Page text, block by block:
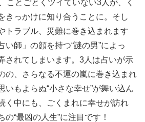
ことごとくツイていない3人が、く
きっかけに知り合うことに。そし
トラブル、災難に巻き込まれます
い師」の顔を持つ“謎の男”によっ
されてしまいます。3人は占いが示
の、さらなる不運の嵐に巻き込まれ
もよらぬ“小さな幸せ”が舞い込ん
中にも、ごくまれに幸せが訪れ
“最凶の人生”に注目です！